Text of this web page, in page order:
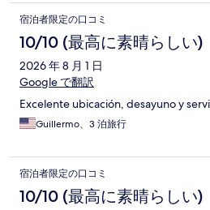
宿泊者限定の口コミ
10/10 (最高に素晴らしい)
2026 年 8 月 1 日
Google で翻訳
Excelente ubicación, desayuno y
Guillermo、3 泊旅行
宿泊者限定の口コミ
10/10 (最高に素晴らしい)